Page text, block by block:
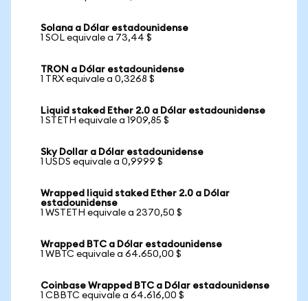
Solana a Dólar estadounidense
1 SOL equivale a 73,44 $
TRON a Dólar estadounidense
1 TRX equivale a 0,3268 $
Liquid staked Ether 2.0 a Dólar estadounidense
1 STETH equivale a 1909,85 $
Sky Dollar a Dólar estadounidense
1 USDS equivale a 0,9999 $
Wrapped liquid staked Ether 2.0 a Dólar
estadounidense
1 WSTETH equivale a 2370,50 $
Wrapped BTC a Dólar estadounidense
1 WBTC equivale a 64.650,00 $
Coinbase Wrapped BTC a Dólar estadounidense
1 CBBTC equivale a 64.616,00 $